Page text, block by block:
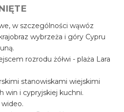
w szczególności wąwóz
wybrzeża i góry Cypru
rozrodu żółwi - plaża Lara
stanowiskami wiejskimi
win i cypryjskiej kuchni.